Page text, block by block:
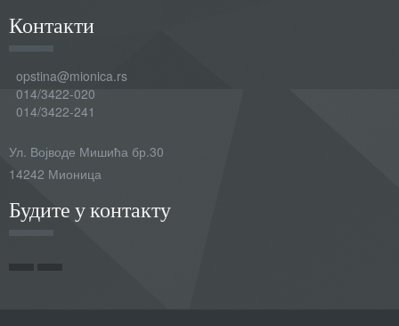
Контакти
opstina@mionica.rs
014/3422-020
014/3422-241
Ул. Војводе Мишића бр.30
14242 Мионица
Будите у контакту